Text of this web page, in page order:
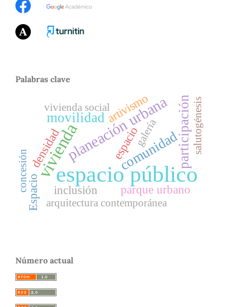
Palabras clave
espacio público
viviendaplaneación urbana
comunidad
movilidad participación
espacio
densidad
Espacio inclusión
artivismo
parque urbano
vivienda social
concesión
arquitectura contemporánea
salutogénesis
galería
Número actual